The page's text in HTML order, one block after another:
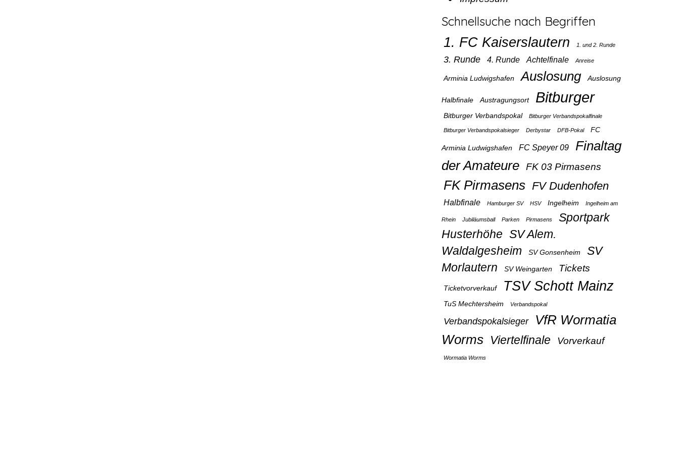
Schnellsuche nach Begriffen
1. FC Kaiserslautern 1. und 2. Runde
3. Runde 4. Runde Achtelfinale Anreise
Arminia Ludwigshafen Auslosung Auslosung
Halbfinale Austragungsort Bitburger
Bitburger Verbandspokal Bitburger Verbandspokalfinale
Bitburger Verbandspokalsieger Derbystar DFB-Pokal FC
Arminia Ludwigshafen FC Speyer 09
Finaltag
der Amateure FK 03 Pirmasens
FK Pirmasens FV Dudenhofen
Halbfinale Hamburger SV HSV Ingelheim Ingelheim am
Rhein Jubiläumsball Parken Pirmasens
Sportpark
Husterhöhe SV Alem.
Waldalgesheim
SV Gonsenheim
SV
Morlautern
SV Weingarten Tickets
Ticketvorverkauf TSV Schott Mainz
TuS Mechtersheim Verbandspokal
Verbandspokalsieger
VfR Wormatia
Worms Viertelfinale Vorverkauf
Wormatia Worms